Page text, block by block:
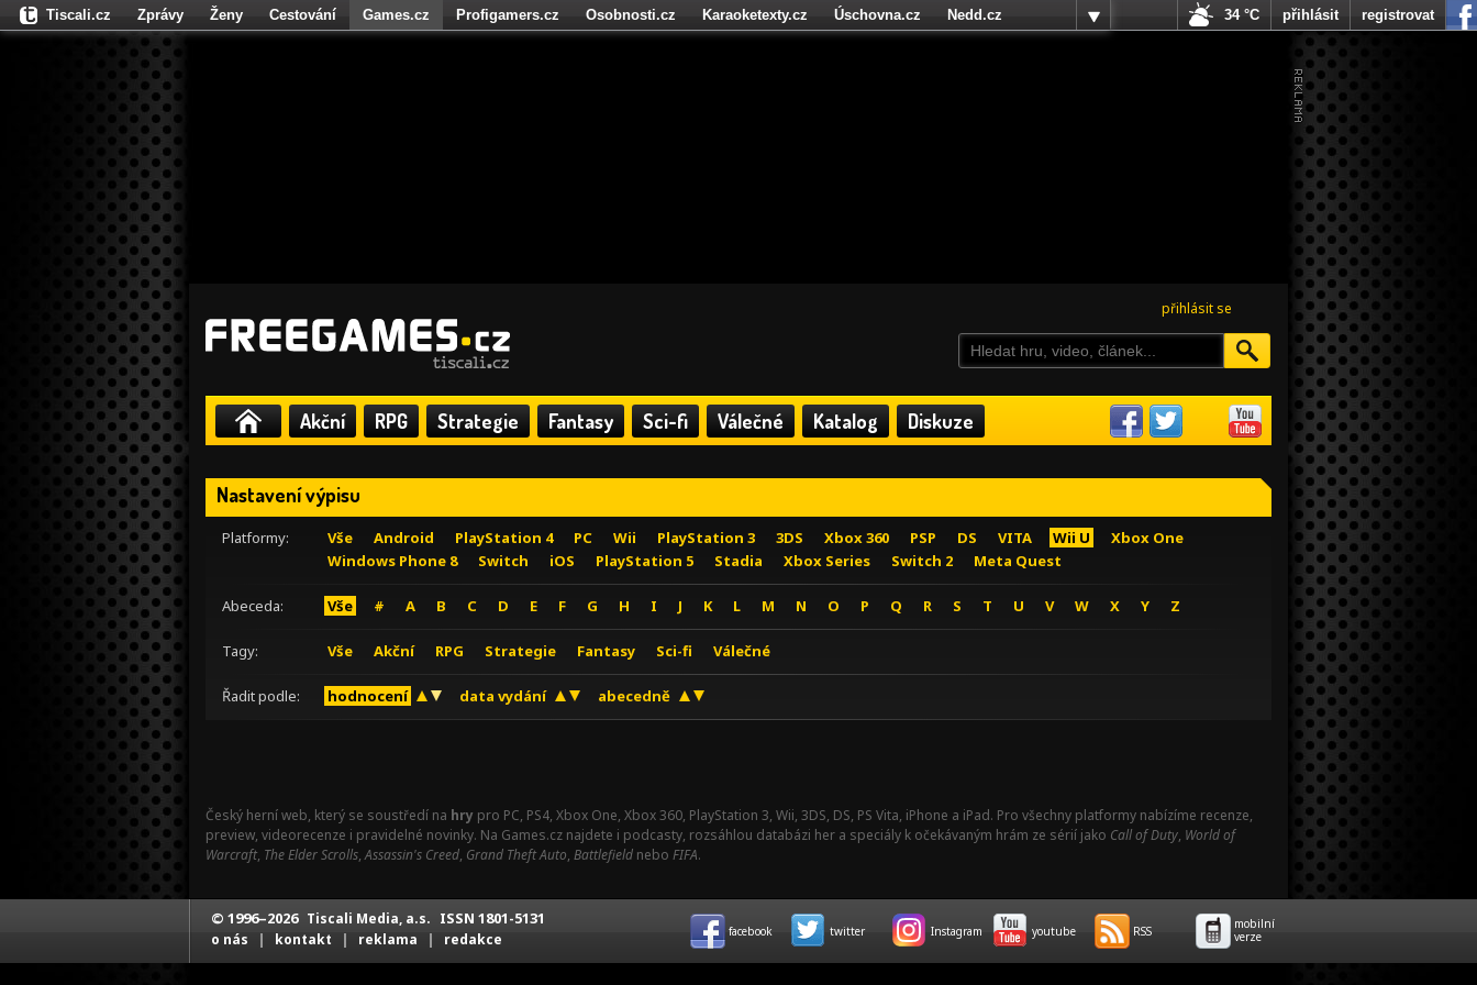
přihlásit se
Akční RPG Strategie Fantasy Sci-fi Válečné Katalog Diskuze
Nastavení výpisu
Platformy: Vše Android PlayStation 4 PC Wii PlayStation 3 3DS Xbox 360 PSP DS VITA Wii U
Xbox One
Windows Phone 8
Switch iOS PlayStation 5 Stadia Xbox Series Switch 2 Meta Quest
Abeceda: Vše # A B C D E F G H I J K L M N O P Q R S T U V W X Y Z
Tagy: Vše Akční RPG Strategie Fantasy Sci-fi Válečné
Řadit podle: hodnocení data vydání abecedně
Český herní web, který se soustředí na hry pro PC, PS4, Xbox One, Xbox 360, PlayStation 3, Wii, 3DS, DS, PS Vita, iPhone a iPad. Pro všechny platformy nabízíme recenze,
preview, videorecenze i pravidelné novinky. Na Games.cz najdete i podcasty, rozsáhlou databázi her a speciály k očekávaným hrám ze sérií jako Call of Duty, World of
Warcraft, The Elder Scrolls,Assassin's Creed, Grand Theft Auto, Battlefield nebo FIFA.
Tiscali.cz Zprávy Ženy Cestování Games.cz Profigamers.cz Osobnosti.cz Karaoketexty.cz Úschovna.cz
Nedd.cz
Fights.cz
34 °C přihlásit registrovat
© 1996–2026 Tiscali Media, a.s. ISSN 1801-5131
o nás | kontakt | reklama | redakce facebook twitter Instagram youtube RSS
mobilní
verze